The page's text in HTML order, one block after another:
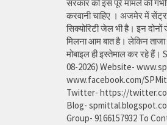
सरकार को इस पूरे मामले की
करवानी चाहिए । अजमेर में
सिक्योरिटी जेल भी है। इन
मिलना आम बात है। लेकिन
मोबाइल ही इस्तेमाल कर रहे हैं।
08-2026) Website-
www.facebook.com/
Twitter- https://
Blog-
Group- 9166157932 To